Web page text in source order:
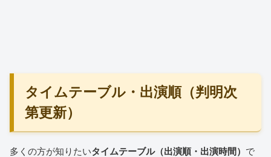
タイムテーブル・出演順（判明次
第更新）
多くの方が知りたいタイムテーブル（出演順・出演時間） で